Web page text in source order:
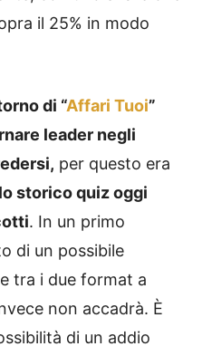
il 25% in modo
di “Affari Tuoi”
leader negli
per questo era
storico quiz oggi
. In un primo
di un possibile
tra i due format a
non accadrà. È
di un addio